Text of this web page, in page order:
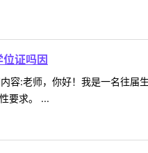
证吗因
:老师，你好！我是一名往届
要求。 ...